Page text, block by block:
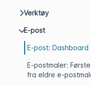
Verktøy
E-post
E-post: Dashboard
E-postmaler:
fra eldre e-